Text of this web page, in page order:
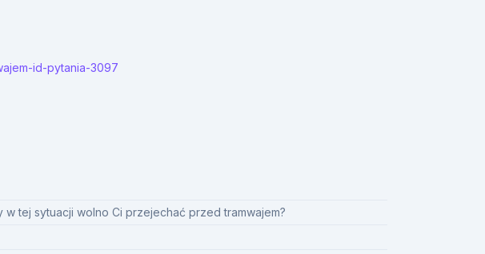
id-pytania-3097
w tej sytuacji wolno Ci przejechać przed tramwajem?